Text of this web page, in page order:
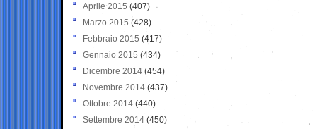
Aprile 2015 (407)
Marzo 2015 (428)
Febbraio 2015 (417)
Gennaio 2015 (434)
Dicembre 2014 (454)
Novembre 2014 (437)
Ottobre 2014 (440)
Settembre 2014 (450)